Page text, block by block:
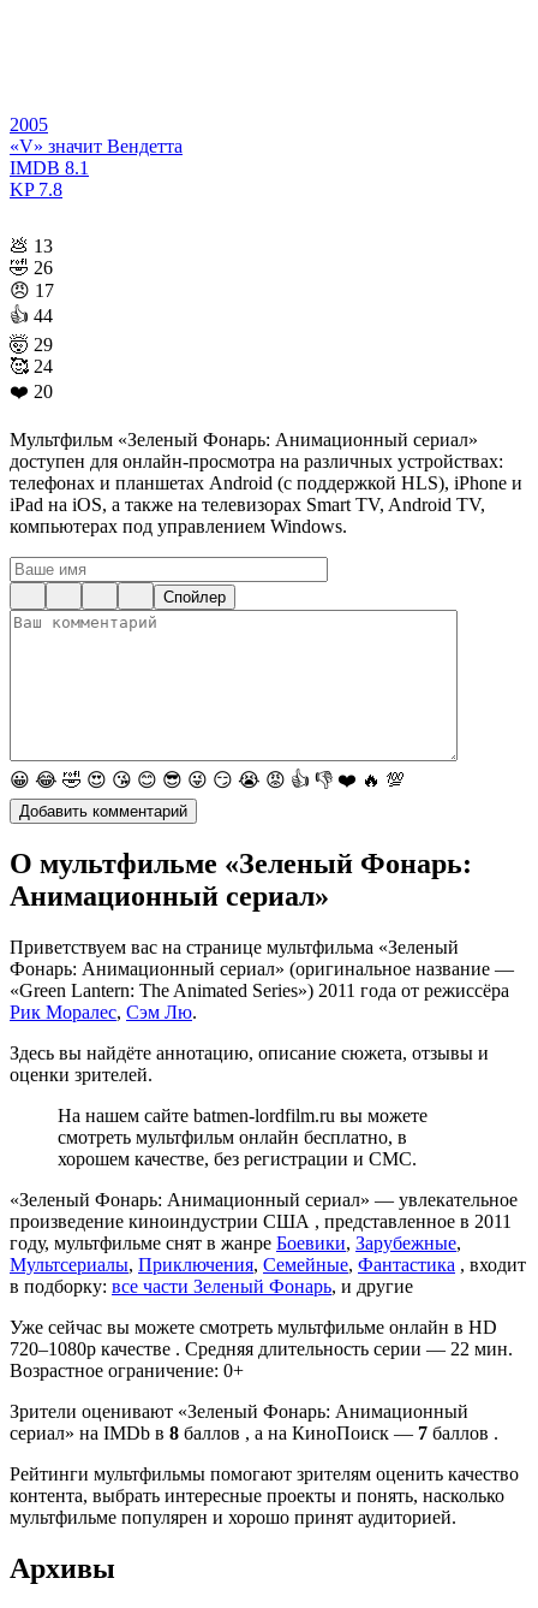
2005
«V» значит Вендетта
IMDB 8.1
KP7.8
💩 13
🤣 26
😠 17
👍 44
🤯 29
🥰 24
❤️ 20
Мультфильм «Зеленый Фонарь: Анимационный сериал»
доступен для онлайн-просмотра на различных устройствах:
телефонах и планшетах Android (с поддержкой HLS), iPhone и
iPad на iOS, а также на телевизорах Smart TV, Android TV,
компьютерах под управлением Windows.
Спойлер
😀 😂 🤣 😍 😘 😊 😎 😜 😏 😭 😡 👍 👎 ❤️ 🔥 💯
О мультфильме «Зеленый Фонарь:
Анимационный сериал»
Приветствуем вас на странице мультфильма «Зеленый
Фонарь: Анимационный сериал» (оригинальное название —
«Green Lantern: The Animated Series») 2011 года от режиссёра
Рик Моралес, Сэм Лю.
Здесь вы найдёте аннотацию, описание сюжета, отзывы и
оценки зрителей.
На нашем сайте batmen-lordfilm.ru вы можете
смотреть мультфильм онлайн бесплатно, в
хорошем качестве, без регистрации и СМС.
«Зеленый Фонарь: Анимационный сериал» — увлекательное
произведение киноиндустрии США , представленное в 2011
году, мультфильме снят в жанре Боевики, Зарубежные,
Мультсериалы, Приключения, Семейные, Фантастика , входит
в подборку: все части Зеленый Фонарь, и другие
Уже сейчас вы можете смотреть мультфильме онлайн в HD
720–1080p качестве . Средняя длительность серии — 22 мин.
Возрастное ограничение: 0+
Зрители оценивают «Зеленый Фонарь: Анимационный
сериал» на IMDb в 8 баллов , а на КиноПоиск — 7 баллов .
Рейтинги мультфильмы помогают зрителям оценить качество
контента, выбрать интересные проекты и понять, насколько
мультфильме популярен и хорошо принят аудиторией.
Архивы